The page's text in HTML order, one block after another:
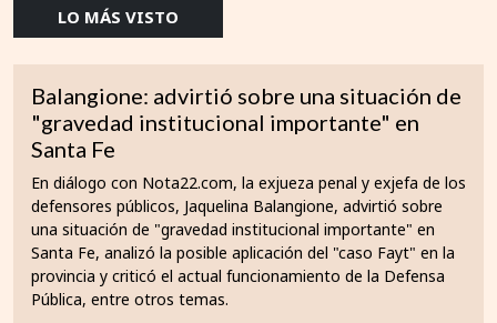
LO MÁS VISTO
Balangione: advirtió sobre una situación de
"gravedad institucional importante" en
Santa Fe
En diálogo con Nota22.com, la exjueza penal y exjefa de los
defensores públicos, Jaquelina Balangione, advirtió sobre
una situación de "gravedad institucional importante" en
Santa Fe, analizó la posible aplicación del "caso Fayt" en la
provincia y criticó el actual funcionamiento de la Defensa
Pública, entre otros temas.